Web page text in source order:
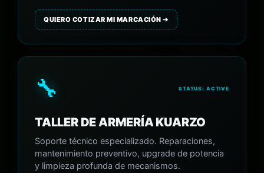
QUIERO COTIZAR MI MARCACIÓN ➔
🔧 STATUS: ACTIVE
TALLER DE ARMERÍA KUARZO
Soporte técnico especializado. Reparaciones,
mantenimiento preventivo, upgrade de potencia
y limpieza profunda de mecanismos.